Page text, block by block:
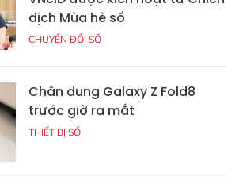
dịch Mùa hè số
CHUYỂN ĐỔI SỐ
Chân dung Galaxy Z Fold8
trước giờ ra mắt
THIẾT BỊ SỐ